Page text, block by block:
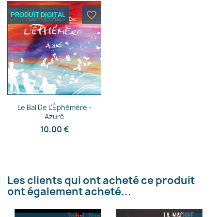
Aperçu rapide
Le Bal De L'Éphémère -
Azuré
10,00 €
PRODUIT DIGITAL favorite_border
Les clients qui ont acheté ce produit
ont également acheté...
Nom de la liste d'envies
Annuler Créer une liste d'envies